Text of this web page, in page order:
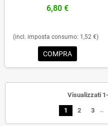
6,80 €
(incl. imposta consumo: 1,52 €)
COMPRA
Visualizzati
1 2 3 …